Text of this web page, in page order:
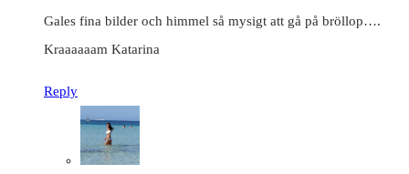
Gales fina bilder och himmel så mysigt att gå på bröllop….
Kraaaaaam Katarina
Reply